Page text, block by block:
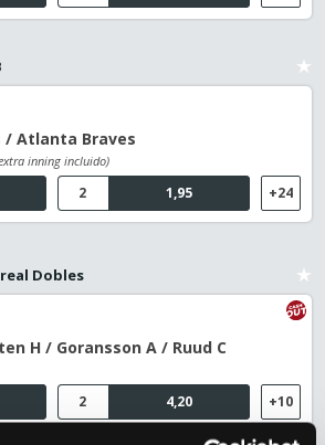
/ Atlanta Braves
inning incluido)
1,95
2 +24
Dobles
H / Goransson A / Ruud C
4,20
2 +10